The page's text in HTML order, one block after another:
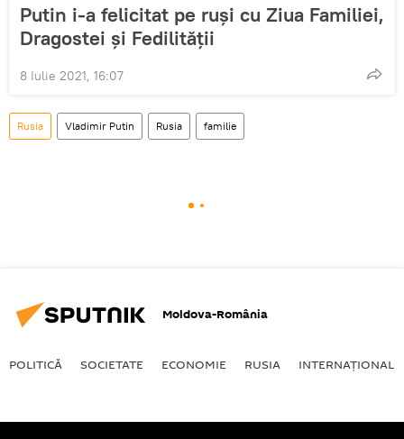
Putin i-a felicitat pe ruși cu Ziua Familiei,
Dragostei și Fedilității
8 Iulie 2021, 16:07
Rusia Vladimir Putin Rusia familie
Moldova-România
POLITICĂ SOCIETATE ECONOMIE RUSIA INTERNAŢIONAL